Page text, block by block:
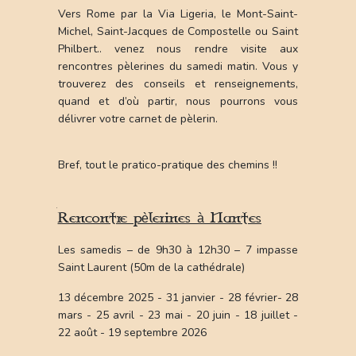
Nous rencontrer
Chemins pelerins
Vers le Mont-Saint-Michel
Vers St Philbert de Grand-Lieu
Vers Saint-Jacques
Haltes pelerines
Informations pratiques
Nous rejoindre
Vers Rome par la Via Ligeria, le Mont-Saint-
Michel, Saint-Jacques de Compostelle ou Saint
Philbert.. venez nous rendre visite aux
rencontres pèlerines du samedi matin. Vous y
trouverez des conseils et renseignements,
quand et d’où partir, nous pourrons vous
délivrer votre carnet de pèlerin.
Bref, tout le pratico-pratique des chemins !!
Rencontre pèlerines à Nantes
Les samedis – de 9h30 à 12h30 – 7 impasse
Saint Laurent (50m de la cathédrale)
13 décembre 2025 - 31 janvier - 28 février- 28
mars - 25 avril - 23 mai - 20 juin - 18 juillet -
22 août - 19 septembre 2026